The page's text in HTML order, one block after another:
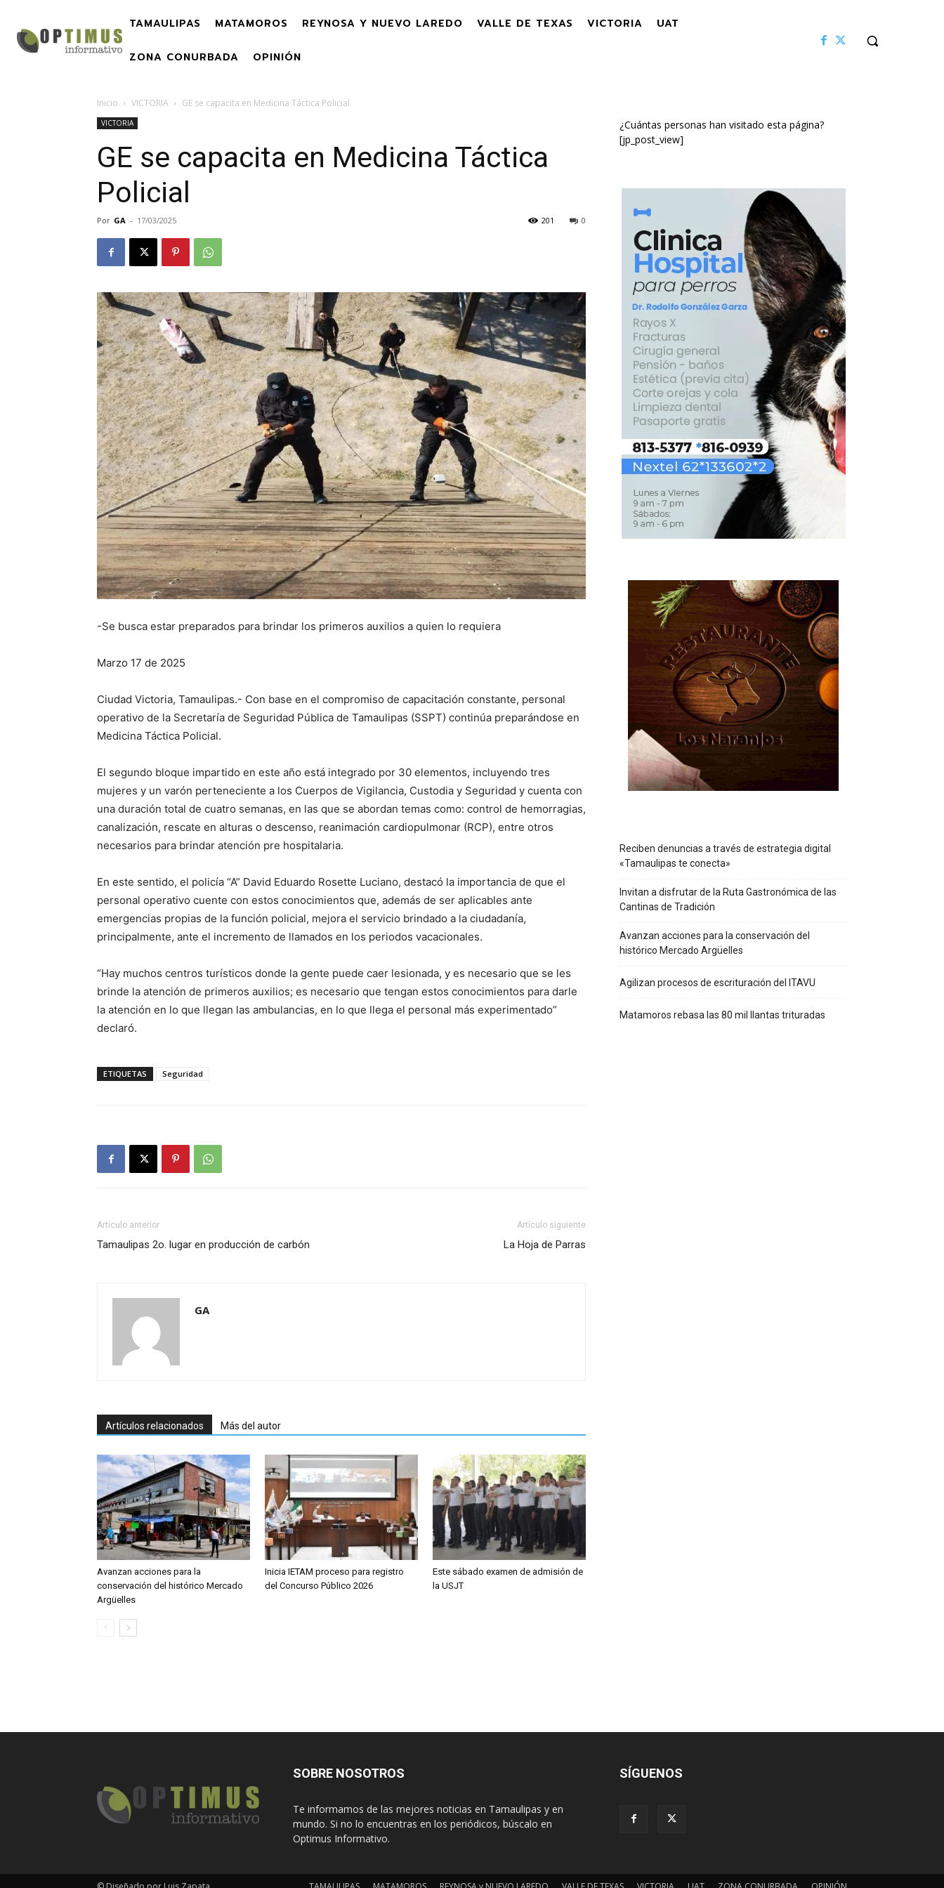
TAMAULIPAS MATAMOROS REYNOSA Y NUEVO LAREDO VALLE DE TEXAS VICTORIA UAT
ZONA CONURBADA OPINIÓN
Inicio VICTORIA GE se capacita en Medicina Táctica Policial
VICTORIA
GE se capacita en Medicina Táctica
Policial
Por GA - 17/03/2025 0
201
-Se busca estar preparados para brindar los primeros auxilios a quien lo requiera
Marzo 17 de 2025
Ciudad Victoria, Tamaulipas.- Con base en el compromiso de capacitación constante, personal
operativo de la Secretaría de Seguridad Pública de Tamaulipas (SSPT) continúa preparándose en
Medicina Táctica Policial.
El segundo bloque impartido en este año está integrado por 30 elementos, incluyendo tres
mujeres y un varón perteneciente a los Cuerpos de Vigilancia, Custodia y Seguridad y cuenta con
una duración total de cuatro semanas, en las que se abordan temas como: control de hemorragias,
canalización, rescate en alturas o descenso, reanimación cardiopulmonar (RCP), entre otros
necesarios para brindar atención pre hospitalaria.
En este sentido, el policía “A” David Eduardo Rosette Luciano, destacó la importancia de que el
personal operativo cuente con estos conocimientos que, además de ser aplicables ante
emergencias propias de la función policial, mejora el servicio brindado a la ciudadanía,
principalmente, ante el incremento de llamados en los periodos vacacionales.
“Hay muchos centros turísticos donde la gente puede caer lesionada, y es necesario que se les
brinde la atención de primeros auxilios; es necesario que tengan estos conocimientos para darle
la atención en lo que llegan las ambulancias, en lo que llega el personal más experimentado”
declaró.
ETIQUETAS Seguridad
Artículo anterior
Tamaulipas 2o. lugar en producción de carbón
Artículo siguiente
La Hoja de Parras
GA
Artículos relacionados Más del autor
Avanzan acciones para la
conservación del histórico Mercado
Argüelles
Inicia IETAM proceso para registro
del Concurso Público 2026
Este sábado examen de admisión de
la USJT
¿Cuántas personas han visitado esta página?
[jp_post_view]
Reciben denuncias a través de estrategia digital
«Tamaulipas te conecta»
Invitan a disfrutar de la Ruta Gastronómica de las
Cantinas de Tradición
Avanzan acciones para la conservación del
histórico Mercado Argüelles
Agilizan procesos de escrituración del ITAVU
Matamoros rebasa las 80 mil llantas trituradas
SOBRE NOSOTROS
Te informamos de las mejores noticias en Tamaulipas y en
mundo. Si no lo encuentras en los periódicos, búscalo en
Optimus Informativo.
SÍGUENOS